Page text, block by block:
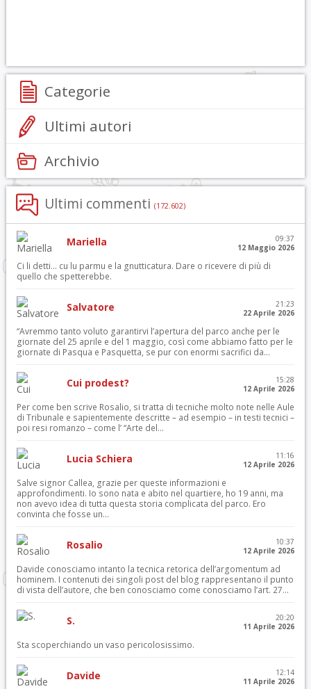
Categorie
Ultimi autori
Archivio
Ultimi commenti (172.602)
Mariella
09:37
12 Maggio 2026
Ci li detti… cu lu parmu e la gnutticatura. Dare o ricevere di più di
quello che spetterebbe.
Salvatore
21:23
22 Aprile 2026
“Avremmo tanto voluto garantirvi l’apertura del parco anche per le
giornate del 25 aprile e del 1 maggio, così come abbiamo fatto per le
giornate di Pasqua e Pasquetta, se pur con enormi sacrifici da...
Cui prodest?
15:28
12 Aprile 2026
Per come ben scrive Rosalio, si tratta di tecniche molto note nelle Aule
di Tribunale e sapientemente descritte – ad esempio – in testi tecnici –
poi resi romanzo – come l’ “Arte del...
Lucia Schiera
11:16
12 Aprile 2026
Salve signor Callea, grazie per queste informazioni e
approfondimenti. Io sono nata e abito nel quartiere, ho 19 anni, ma
non avevo idea di tutta questa storia complicata del parco. Ero
convinta che fosse un...
Rosalio
10:37
12 Aprile 2026
Davide conosciamo intanto la tecnica retorica dell’argomentum ad
hominem. I contenuti dei singoli post del blog rappresentano il punto
di vista dell’autore, che ben conosciamo come conosciamo l’art. 27...
S.
20:20
11 Aprile 2026
Sta scoperchiando un vaso pericolosissimo.
Davide
12:14
11 Aprile 2026